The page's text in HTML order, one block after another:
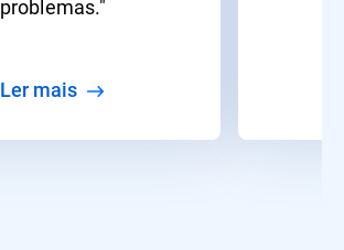
problemas."
ler mais